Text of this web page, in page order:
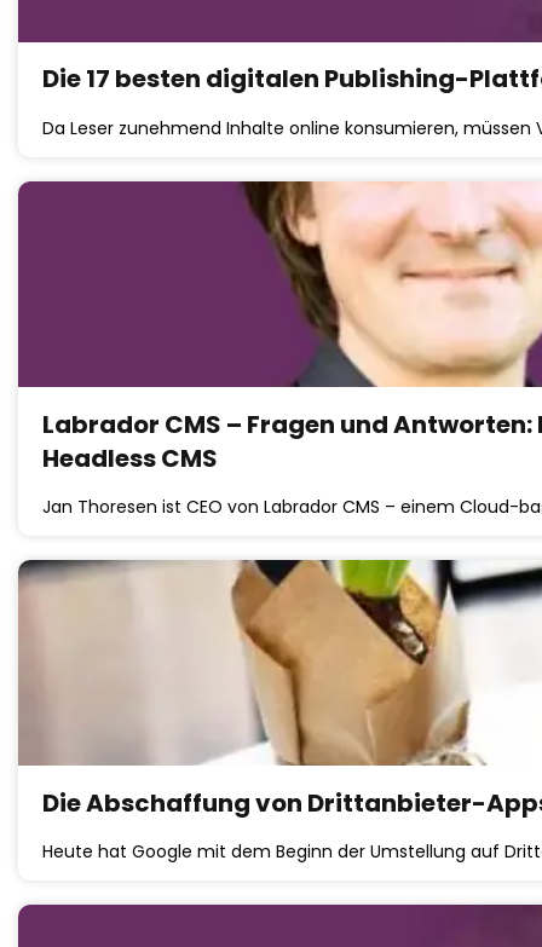
Die 17 besten digitalen Publishing-
Da Leser zunehmend Inhalte online konsumieren, müssen
Labrador CMS – Fragen und
Headless CMS
Jan Thoresen ist CEO von Labrador CMS – einem Cloud-
Die Abschaffung von Drittanbieter-
Heute hat Google mit dem Beginn der Umstellung auf